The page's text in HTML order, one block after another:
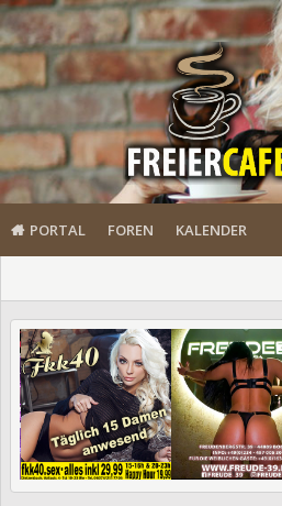
PORTAL FOREN KALENDER